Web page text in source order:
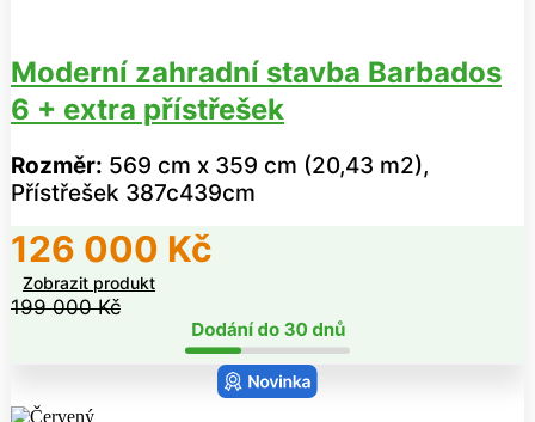
Moderní zahradní stavba Barbados
6 + extra přístřešek
Rozměr: 569 cm x 359 cm (20,43 m2),
Přístřešek 387c439cm
126 000 Kč
Zobrazit produkt
199 000Kč